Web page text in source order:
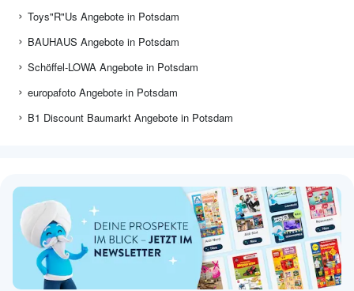
Toys"R"Us Angebote in Potsdam
BAUHAUS Angebote in Potsdam
Schöffel-LOWA Angebote in Potsdam
europafoto Angebote in Potsdam
B1 Discount Baumarkt Angebote in Potsdam